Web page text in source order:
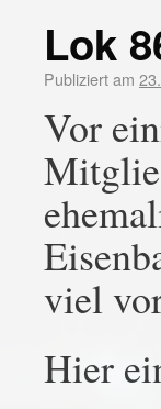
Lok
Publiziert am
Vor
viel
Hier